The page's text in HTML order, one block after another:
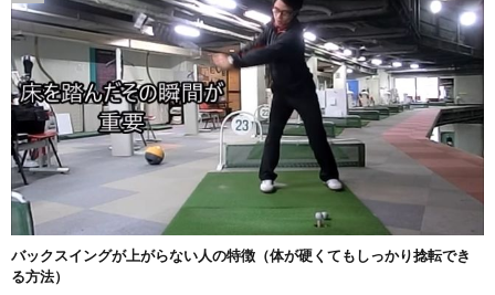
バックスイングが上がらない人の特徴（体が硬くてもしっかり捻転でき
る方法）